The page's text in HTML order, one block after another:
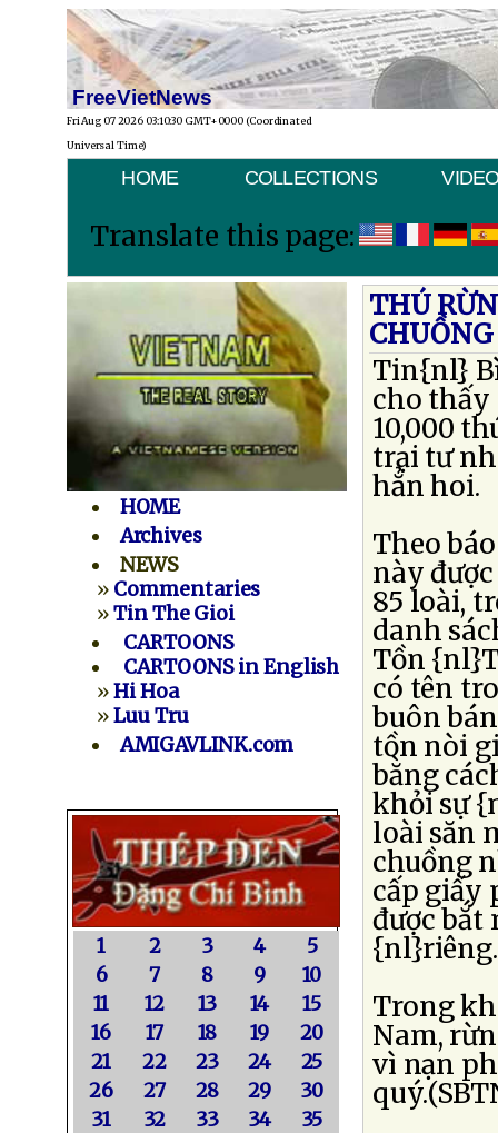
FreeVietNews
Fri Aug 07 2026 03:10:30 GMT+0000 (Coordinated
Universal Time)
HOME COLLECTIONS
Translate this page:
HOME
Archives
NEWS
» Commentaries
»Tin The Gioi
CARTOONS
CARTOONS in English
»Hi Hoa
»Luu Tru
AMIGAVLINK.com
1 2 3 4
5
6
7 8 9
10
11
12 13 14
15
16
17 18 19
20
21
22 23 24
25
26
27 28 29
30
31
32 33 34
35
THÚ
Tin{nl}
cho thấy
10,000
trại tư
hẳn hoi.
Theo
này
85 loài,
danh
Tồn
có tên
buôn
tồn nòi
bằng
khỏi sự
loài săn
chuồng
cấp giấy
được bắt
{nl}riêng.
Trong
Nam,
vì nạn